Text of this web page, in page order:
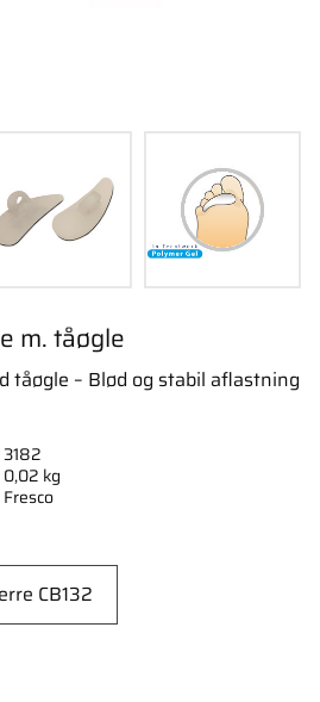
m. tåøgle
tåøgle – Blød og stabil aflastning
CB132
3182
0,02 kg
Fresco